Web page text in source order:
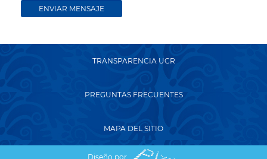
TRANSPARENCIA UCR
PREGUNTAS FRECUENTES
MAPA DEL SITIO
Diseño por